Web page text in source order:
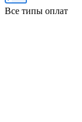
Все типы оплат